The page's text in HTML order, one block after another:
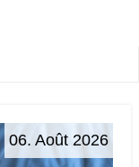
06. Août 2026